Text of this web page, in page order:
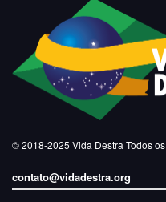
© 2018-2025 Vida Destra Todos
contato@vidadestra.org